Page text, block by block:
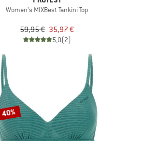
Women's MIXBest Tankini Top
59,95 € 35,97 €
5,0(2)
40%